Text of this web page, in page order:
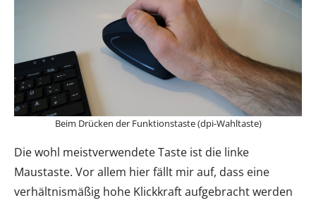
Beim Drücken der Funktionstaste (dpi-Wahltaste)
Die wohl meistverwendete Taste ist die linke
Maustaste. Vor allem hier fällt mir auf, dass eine
verhältnismäßig hohe Klickkraft aufgebracht werden